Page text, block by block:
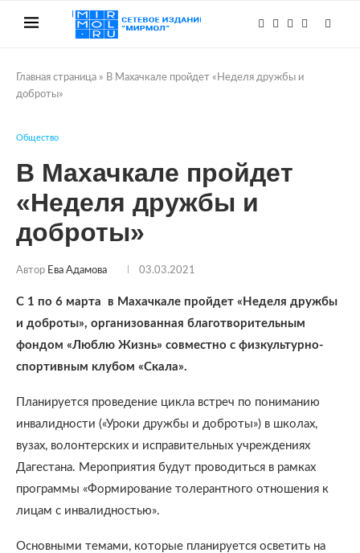
Главная страница » В Махачкале пройдет «Неделя дружбы и
доброты»
Общество
В Махачкале пройдет
«Неделя дружбы и
доброты»
Автор Ева Адамова 03.03.2021
С 1 по 6 марта в Махачкале пройдет «Неделя дружбы
и доброты», организованная благотворительным
фондом «Люблю Жизнь» совместно с физкультурно-
спортивным клубом «Скала».
Планируется проведение цикла встреч по пониманию
инвалидности («Уроки дружбы и доброты») в школах,
вузах, волонтерских и исправительных учреждениях
Дагестана. Мероприятия будут проводиться в рамках
программы «Формирование толерантного отношения к
лицам с инвалидностью».
Основными темами, которые планируется осветить на